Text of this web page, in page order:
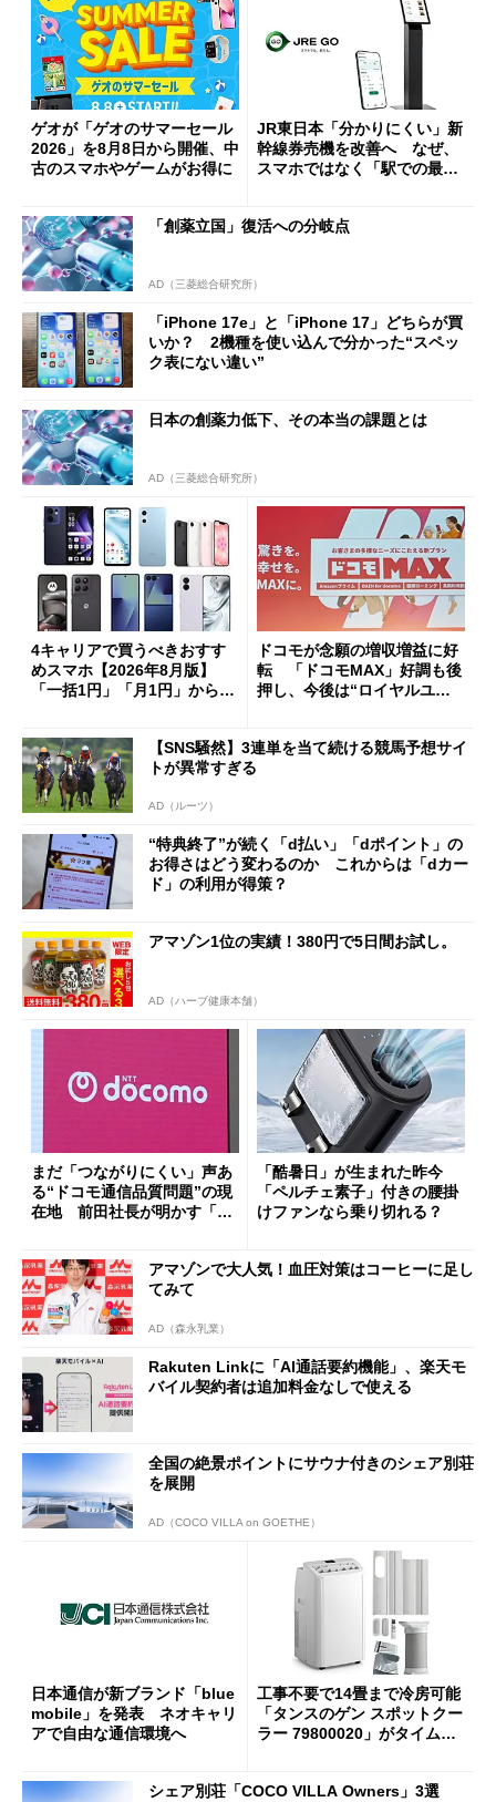
ゲオが「ゲオのサマーセール
2026」を8月8日から開催、中
古のスマホやゲームがお得に
JR東日本「分かりにくい」新
幹線券売機を改善へ なぜ、
スマホではなく「駅での最短
「創薬立国」復活への分岐点
AD（三菱総合研究所）
「iPhone 17e」と「iPhone 17」どちらが買
いか？ 2機種を使い込んで分かった“スペッ
ク表にない違い”
日本の創薬力低下、その本当の課題とは
AD（三菱総合研究所）
4キャリアで買うべきおすす
めスマホ【2026年8月版】
「一括1円」「月1円」からお
ドコモが念願の増収増益に好
転 「ドコモMAX」好調も後
押し、今後は“ロイヤルユー
【SNS騒然】3連単を当て続ける競馬予想サイ
トが異常すぎる
AD（ルーツ）
“特典終了”が続く「d払い」「dポイント」の
お得さはどう変わるのか これからは「dカー
ド」の利用が得策？
アマゾン1位の実績！380円で5日間お試し。
AD（ハーブ健康本舗）
まだ「つながりにくい」声あ
る“ドコモ通信品質問題”の現
在地 前田社長が明かす「道
「酷暑日」が生まれた昨今
「ペルチェ素子」付きの腰掛
けファンなら乗り切れる？
アマゾンで大人気！血圧対策はコーヒーに足し
てみて
AD（森永乳業）
Rakuten Linkに「AI通話要約機能」、楽天モ
バイル契約者は追加料金なしで使える
全国の絶景ポイントにサウナ付きのシェア別荘
を展開
AD（COCO VILLA on GOETHE）
日本通信が新ブランド「blue
mobile」を発表 ネオキャリ
アで自由な通信環境へ
工事不要で14畳まで冷房可能
「タンスのゲン スポットクー
ラー 79800020」がタイムセ
シェア別荘「COCO VILLA Owners」3選